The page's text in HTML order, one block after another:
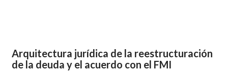
Arquitectura jurídica de la reestructuración
de la deuda y el acuerdo con el FMI